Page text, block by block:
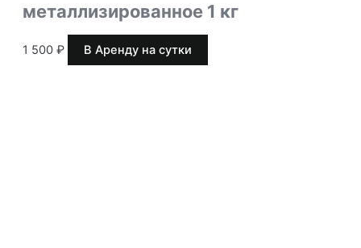
металлизированное 1 кг
1 500 ₽ В Аренду на сутки